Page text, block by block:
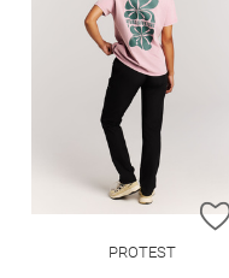
PROTEST